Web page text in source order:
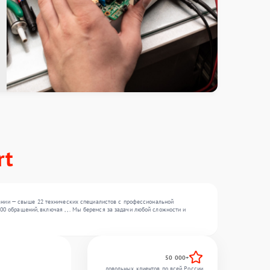
— свыше 22 технических специалистов с профессиональной
обращений, включая , , . Мы беремся за задачи любой сложности и
50 000+